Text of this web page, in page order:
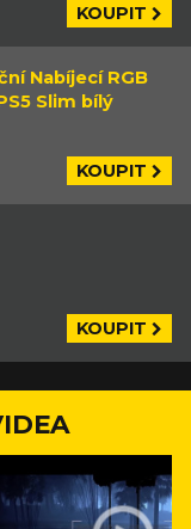
KOUPIT
Nabíjecí RGB
Slim bílý
KOUPIT
KOUPIT